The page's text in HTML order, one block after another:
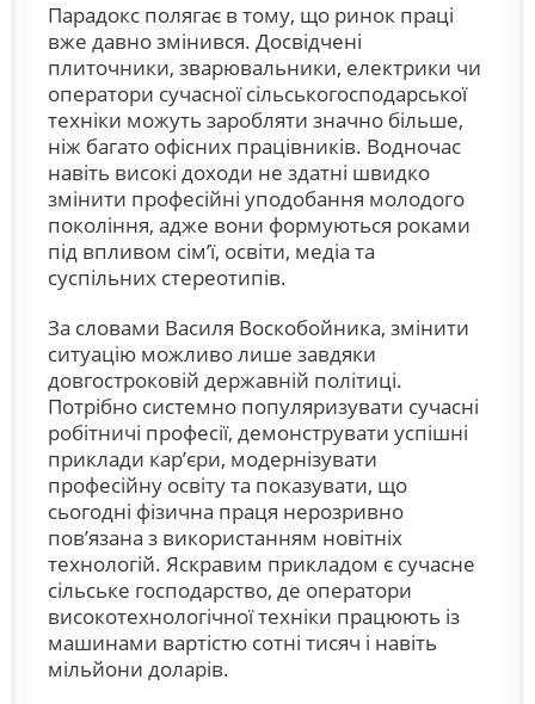
Парадокс полягає в тому, що ринок праці
вже давно змінився. Досвідчені
плиточники, зварювальники, електрики чи
оператори сучасної сільськогосподарської
техніки можуть заробляти значно більше,
ніж багато офісних працівників. Водночас
навіть високі доходи не здатні швидко
змінити професійні уподобання молодого
покоління, адже вони формуються роками
під впливом сім’ї, освіти, медіа та
суспільних стереотипів.
За словами Василя Воскобойника, змінити
ситуацію можливо лише завдяки
довгостроковій державній політиці.
Потрібно системно популяризувати сучасні
робітничі професії, демонструвати успішні
приклади кар’єри, модернізувати
професійну освіту та показувати, що
сьогодні фізична праця нерозривно
пов’язана з використанням новітніх
технологій. Яскравим прикладом є сучасне
сільське господарство, де оператори
високотехнологічної техніки працюють із
машинами вартістю сотні тисяч і навіть
мільйони доларів.